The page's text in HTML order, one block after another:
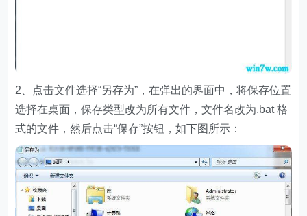
2、点击文件选择“另存为”，在弹出的界面中，将保存位置
选择在桌面，保存类型改为所有文件，文件名改为.bat 格
式的文件，然后点击“保存”按钮，如下图所示：